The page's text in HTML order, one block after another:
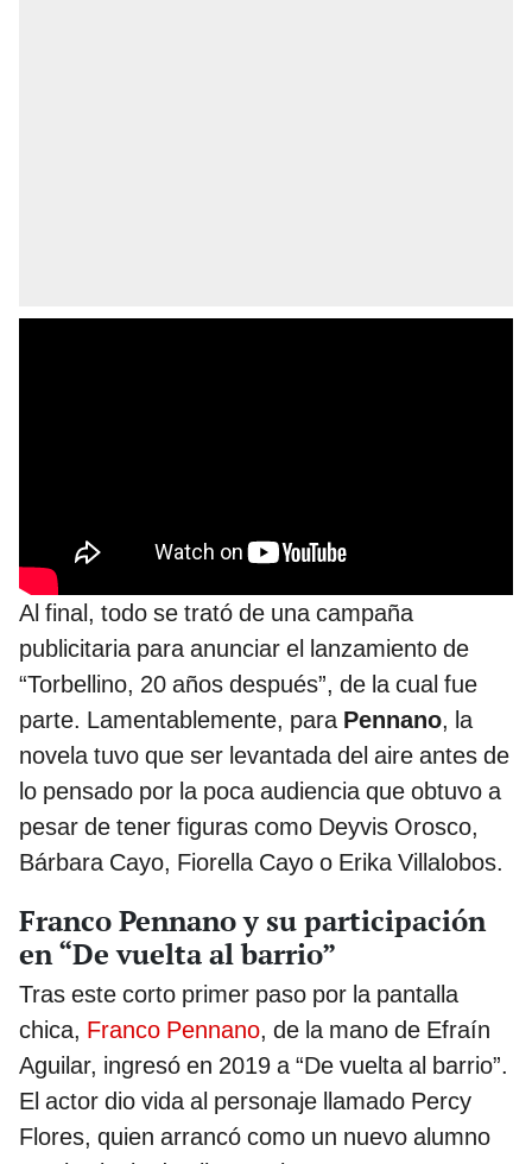
Al final, todo se trató de una campaña
publicitaria para anunciar el lanzamiento de
“Torbellino, 20 años después”, de la cual fue
parte. Lamentablemente, para Pennano, la
novela tuvo que ser levantada del aire antes de
lo pensado por la poca audiencia que obtuvo a
pesar de tener figuras como Deyvis Orosco,
Bárbara Cayo, Fiorella Cayo o Erika Villalobos.
Franco Pennano y su participación
en “De vuelta al barrio”
Tras este corto primer paso por la pantalla
chica, Franco Pennano, de la mano de Efraín
Aguilar, ingresó en 2019 a “De vuelta al barrio”.
El actor dio vida al personaje llamado Percy
Flores, quien arrancó como un nuevo alumno